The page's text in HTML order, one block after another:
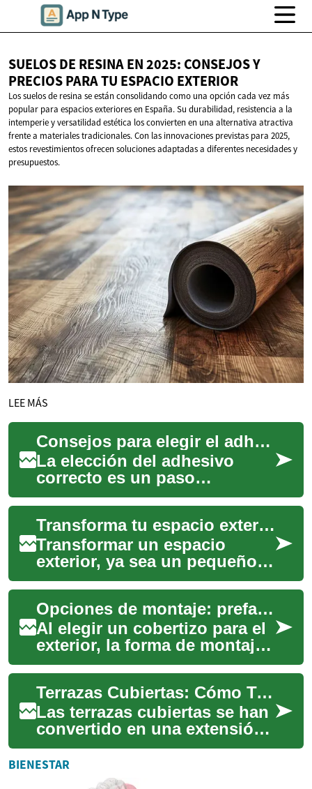
SUELOS DE RESINA EN 2025: CONSEJOS Y
PRECIOS PARA TU ESPACIO EXTERIOR
Los suelos de resina se están consolidando como una opción cada vez más
popular para espacios exteriores en España. Su durabilidad, resistencia a la
intemperie y versatilidad estética los convierten en una alternativa atractiva
frente a materiales tradicionales. Con las innovaciones previstas para 2025,
estos revestimientos ofrecen soluciones adaptadas a diferentes necesidades y
presupuestos.
LEE MÁS
Consejos para elegir el adhesivo adecuado para tus baldosas
La elección del adhesivo
correcto es un paso
fundamental en cualquier
proyecto de instalación de
baldosas, ya sea en ...
Transforma tu espacio exterior con estilo
Transformar un espacio
exterior, ya sea un pequeño
balcón, una terraza amplia o
un jardín exuberante, es una
oportuni...
Opciones de montaje: prefabricado, modular y personalizado para espacios exteriores
Al elegir un cobertizo para el
exterior, la forma de montaje
determina la funcionalidad y
el mantenimiento a largo pl...
Terrazas Cubiertas: Cómo Transformar tu Espacio Exterior en un Oasis de Confort
Las terrazas cubiertas se han
convertido en una extensión
popular de los hogares
modernos, ofreciendo un
espacio vers...
BIENESTAR